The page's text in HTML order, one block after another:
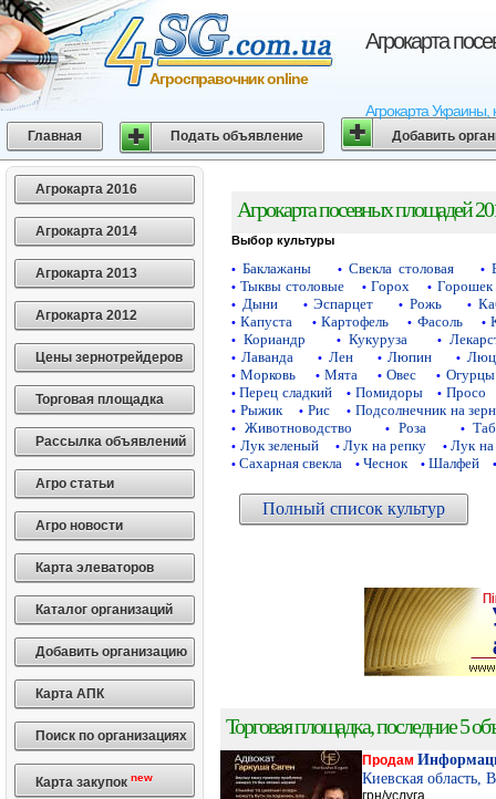
Агрокарта
Агрокарта
Агросправочник online
Главная Подать объявление Добавить
Агрокарта 2016
Агрокарта 2014
Агрокарта 2013
Агрокарта 2012
Цены зернотрейдеров
Торговая площадка
Рассылка объявлений
Агро статьи
Агро новости
Карта элеваторов
Каталог организаций
Добавить организацию
Карта АПК
Поиск по организациях
Карта закупок new
Агрокарта посевных площадей
Выбор культуры
• Баклажаны • Свекла столовая •
• Тыквы столовые • Горох • Горошек
• Дыни • Эспарцет • Рожь •
• Капуста • Картофель • Фасоль •
• Кориандр • Кукуруза •
• Лаванда • Лен • Люпин •
• Морковь • Мята • Овес • Огурцы
• Перец сладкий • Помидоры • Просо
• Рыжик • Рис • Подсолнечник на
• Животноводство • Роза •
• Лук зеленый • Лук на репку • Лук на
• Сахарная свекла • Чеснок • Шалфей •
Полный список культур
Торговая площадка, последние 5
Продам
Киевская область,
грн/услуга,